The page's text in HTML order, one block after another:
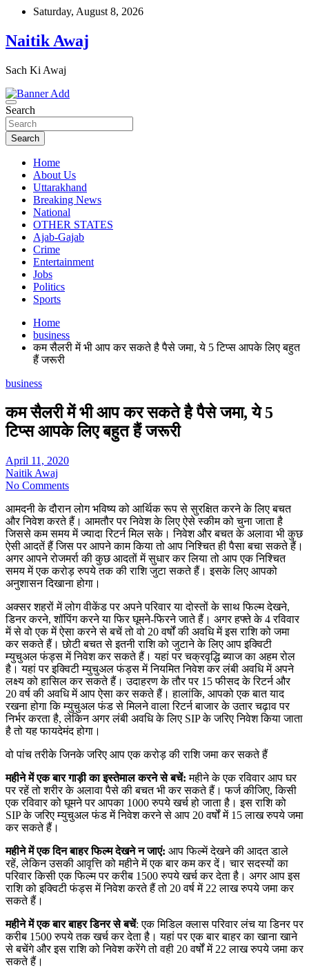
Skip
content
Saturday, August 8, 2026
Naitik Awaj
Sach Ki Awaj
Search
Search
Home
About Us
Uttarakhand
Breaking News
National
OTHER STATES
Ajab-Gajab
Crime
Entertainment
Jobs
Politics
Sports
Home
business
कम सैलरी में भी आप कर सकते है पैसे जमा, ये 5 टिप्स आपके लिए बहुत
हैं जरूरी
business
कम सैलरी में भी आप कर सकते है पैसे जमा, ये 5
टिप्स आपके लिए बहुत हैं जरूरी
April 11, 2020
Naitik Awaj
No Comments
आमदनी के दौरान लोग भविष्य को आर्थिक रूप से सुरक्षित करने के लिए बचत
और निवेश करते हैं। आमतौर पर निवेश के लिए ऐसे स्कीम को चुना जाता है
जिससे कम समय में ज्यादा रिटर्न मिल सके। निवेश और बचत के अलावा भी कुछ
ऐसी आदतें हैं जिस पर आपने काम किया तो आप निश्चित ही पैसा बचा सकते हैं।
अगर आपने रोजमर्रा की कुछ आदतों में सुधार कर लिया तो आप एक निश्चित
समय में एक करोड़ रुपये तक की राशि जुटा सकते हैं। इसके लिए आपको
अनुशासन दिखाना होगा।
अक्सर शहरों में लोग वीकेंड पर अपने परिवार या दोस्तों के साथ फिल्म देखने,
डिनर करने, शॉपिंग करने या फिर घूमने-फिरने जाते हैं। अगर हफ्ते के 4 रविवार
में से वो एक में ऐसा करने से बचें तो वो 20 वर्षों की अवधि में इस राशि को जमा
कर सकते हैं। छोटी बचत से इतनी राशि को जुटाने के लिए आप इक्विटी
म्युचुअल फंड्स में निवेश कर सकते हैं। यहां पर चक्रवृद्धि ब्याज का अहम रोल
है। यहां पर इक्विटी म्युचुअल फंड्स में नियमित निवेश कर लंबी अवधि में अपने
लक्ष्य को हासिल कर सकते हैं। उदाहरण के तौर पर 15 फीसद के रिटर्न और
20 वर्ष की अवधि में आप ऐसा कर सकते हैं। हालांकि, आपको एक बात याद
रखना होगा कि म्युचुअल फंड से मिलने वाला रिटर्न बाजार के उतार चढ़ाव पर
निर्भर करता है, लेकिन अगर लंबी अवधि के लिए SIP के जरिए निवेश किया जाता
है तो यह फायदेमंद होगा।
वो पांच तरीके जिनके जरिए आप एक करोड़ की राशि जमा कर सकते हैं
महीने में एक बार गाड़ी का इस्तेमाल करने से बचें: महीने के एक रविवार आप घर
पर रहें तो शरीर के अलावा पैसे की बचत भी कर सकते हैं। फर्ज कीजिए, किसी
एक रविवार को घूमने पर आपका 1000 रुपये खर्च हो जाता है। इस राशि को
SIP के जरिए म्युचुअल फंड में निवेश करने से आप 20 वर्षों में 15 लाख रुपये जमा
कर सकते हैं।
महीने में एक दिन बाहर फिल्म देखने न जाएं: आप फिल्में देखने की आदत डाले
रहें, लेकिन उसकी आवृत्ति को महीने में एक बार कम कर दें। चार सदस्यों का
परिवार किसी एक फिल्म पर करीब 1500 रुपये खर्च कर देता है। अगर आप इस
राशि को इक्विटी फंड्स में निवेश करते हैं तो 20 वर्ष में 22 लाख रुपये जमा कर
सकते हैं।
महीने में एक बार बाहर डिनर से बचें: एक मिडिल क्लास परिवार लंच या डिनर पर
करीब 1500 रुपये तक खर्च कर देता है। यहां पर एक बार बाहर का खाना खाने
से बचेंगे और इस राशि को निवेश करेंगे तो वही 20 वर्षों में 22 लाख रुपये जमा कर
सकते हैं।